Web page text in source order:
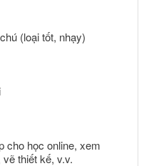
(loại tốt, nhạy)
cho học online, xem
thiết kế, v.v.